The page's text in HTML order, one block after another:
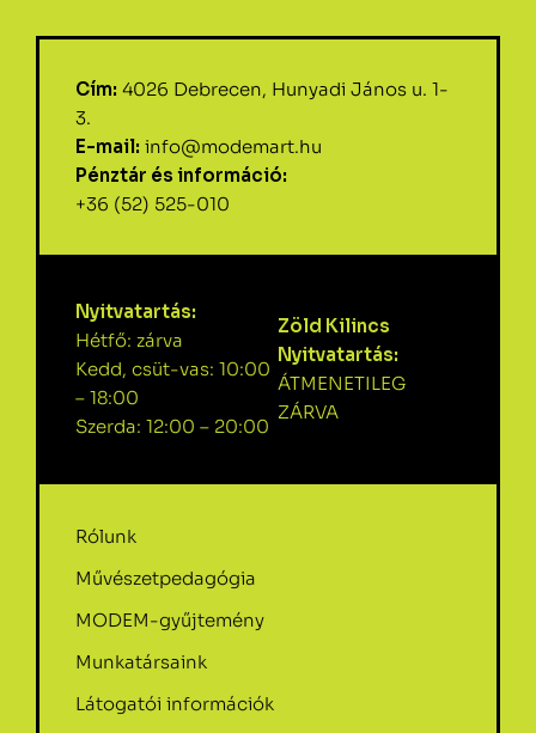
Cím: 4026 Debrecen, Hunyadi János u. 1-
3.
E-mail: info@modemart.hu
Pénztár és információ:
+36 (52) 525-010
Nyitvatartás:
Hétfő: zárva
Kedd, csüt-vas: 10:00
– 18:00
Szerda: 12:00 – 20:00
Zöld Kilincs
Nyitvatartás:
ÁTMENETILEG
ZÁRVA
Rólunk
Művészetpedagógia
MODEM-gyűjtemény
Munkatársaink
Látogatói információk